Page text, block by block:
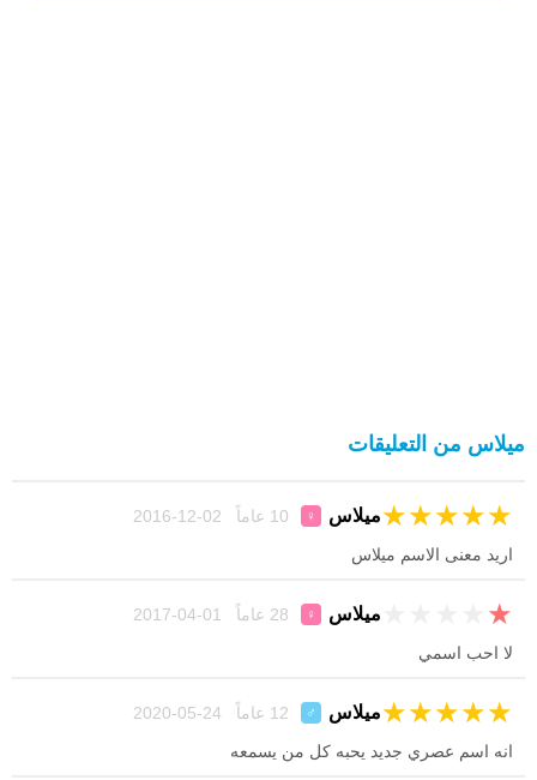
ميلاس من التعليقات
ميلاس ♀ ★
★
★
★
★
اريد معنى الاسم ميلاس
ميلاس ♀ ★
لا احب اسمي
ميلاس ♂ ★
★
★
★
★
انه اسم عصري جديد يحبه كل من يسمعه